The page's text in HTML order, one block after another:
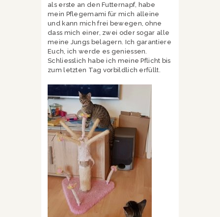
als erste an den Futternapf, habe
mein Pflegemami für mich alleine
und kann mich frei bewegen, ohne
dass mich einer, zwei oder sogar alle
meine Jungs belagern. Ich garantiere
Euch, ich werde es geniessen.
Schliesslich habe ich meine Pflicht bis
zum letzten Tag vorbildlich erfüllt.